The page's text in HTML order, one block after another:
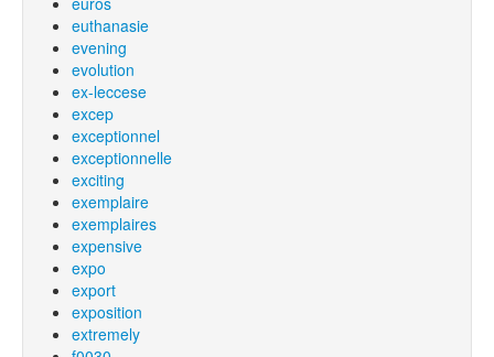
euthanasie
evening
evolution
ex-leccese
excep
exceptionnel
exceptionnelle
exciting
exemplaire
exemplaires
expensive
expo
export
exposition
extremely